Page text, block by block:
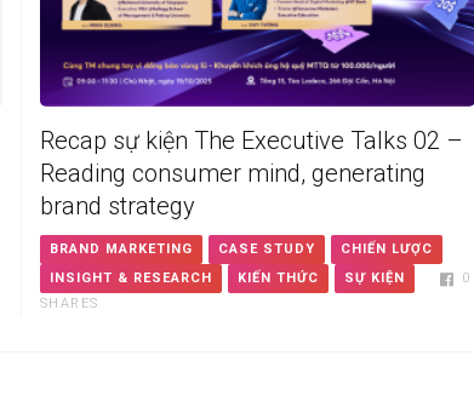
Recap sự kiện The Executive Talks 02 –
Reading consumer mind, generating
brand strategy
BRAND MARKETING CASE STUDY
CHIẾN LƯỢC
INSIGHT & RESEARCH
KIẾN THỨC SỰ KIỆN
0
SHARES